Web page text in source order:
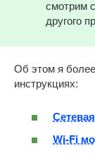
смотрим
другого
Об этом я
инструкциях:
Wi-Fi